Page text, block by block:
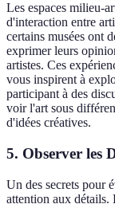
Les espaces milieu-
d'interaction entre
certains musées ont
exprimer leurs
artistes. Ces
vous inspirent à
participant à des
voir l'art sous
d'idées créatives.
5. Observer les
Un des secrets pour
attention aux détails.